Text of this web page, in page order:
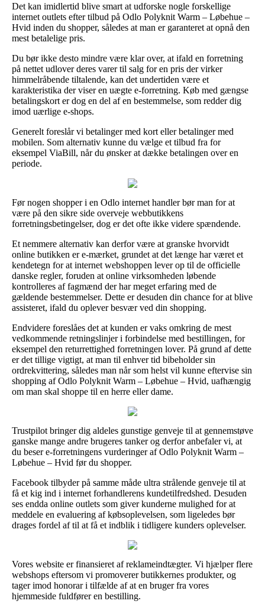
Det kan imidlertid blive smart at udforske nogle forskellige
internet outlets efter tilbud på Odlo Polyknit Warm – Løbehue –
Hvid inden du shopper, således at man er garanteret at opnå den
mest betalelige pris.
Du bør ikke desto mindre være klar over, at ifald en forretning
på nettet udlover deres varer til salg for en pris der virker
himmelråbende tiltalende, kan det undertiden være et
karakteristika der viser en uægte e-forretning. Køb med gængse
betalingskort er dog en del af en bestemmelse, som redder dig
imod uærlige e-shops.
Generelt foreslår vi betalinger med kort eller betalinger med
mobilen. Som alternativ kunne du vælge et tilbud fra for
eksempel ViaBill, når du ønsker at dække betalingen over en
periode.
Før nogen shopper i en Odlo internet handler bør man for at
være på den sikre side overveje webbutikkens
forretningsbetingelser, dog er det ofte ikke videre spændende.
Et nemmere alternativ kan derfor være at granske hvorvidt
online butikken er e-mærket, grundet at det længe har været et
kendetegn for at internet webshoppen lever op til de officielle
danske regler, foruden at online virksomheden løbende
kontrolleres af fagmænd der har meget erfaring med de
gældende bestemmelser. Dette er desuden din chance for at blive
assisteret, ifald du oplever besvær ved din shopping.
Endvidere foreslåes det at kunden er vaks omkring de mest
vedkommende retningslinjer i forbindelse med bestillingen, for
eksempel den returrettighed forretningen lover. På grund af dette
er det tillige vigtigt, at man til enhver tid bibeholder sin
ordrekvittering, således man når som helst vil kunne eftervise sin
shopping af Odlo Polyknit Warm – Løbehue – Hvid, uafhængig
om man skal shoppe til en herre eller dame.
Trustpilot bringer dig aldeles gunstige genveje til at gennemstøve
ganske mange andre brugeres tanker og derfor anbefaler vi, at
du beser e-forretningens vurderinger af Odlo Polyknit Warm –
Løbehue – Hvid før du shopper.
Facebook tilbyder på samme måde ultra strålende genveje til at
få et kig ind i internet forhandlerens kundetilfredshed. Desuden
ses endda online outlets som giver kunderne mulighed for at
meddele en evaluering af købsoplevelsen, som ligeledes bør
drages fordel af til at få et indblik i tidligere kunders oplevelser.
Vores website er finansieret af reklameindtægter. Vi hjælper flere
webshops eftersom vi promoverer butikkernes produkter, og
tager imod honorar i tilfælde af at en bruger fra vores
hjemmeside fuldfører en bestilling.